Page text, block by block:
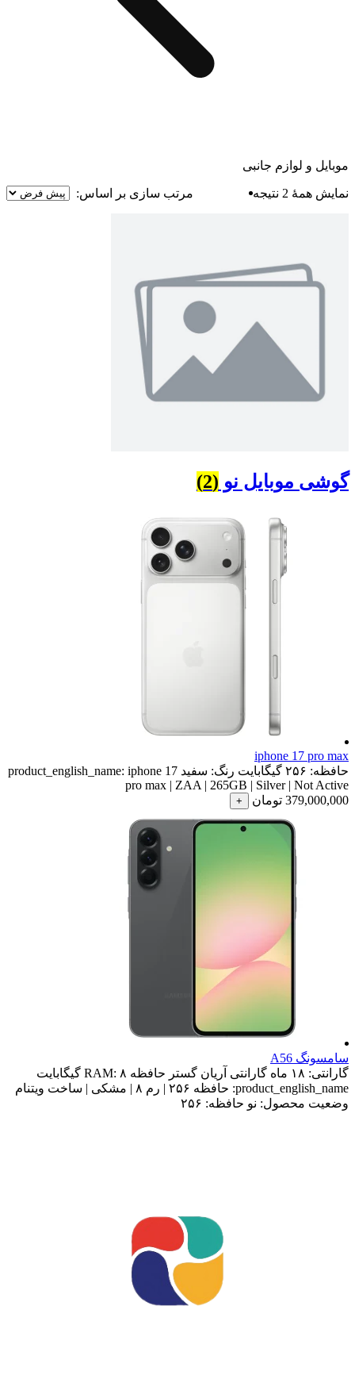
موبایل و لوازم جانبی
نمایش همهٔ 2 نتیجه مرتب سازی بر اساس:
گوشی موبایل نو (2)
iphone 17 pro max
حافظه: ۲۵۶ گیگابایت رنگ: سفید product_english_name: iphone 17
pro max | ZAA | 265GB | Silver | Not Active
379,000,000 تومان +
سامسونگ A56
گارانتی: ۱۸ ماه گارانتی آریان گستر حافظه RAM: ۸ گیگابایت
product_english_name: حافظه ۲۵۶ | رم ۸ | مشکی | ساخت ویتنام
وضعیت محصول: نو حافظه: ۲۵۶